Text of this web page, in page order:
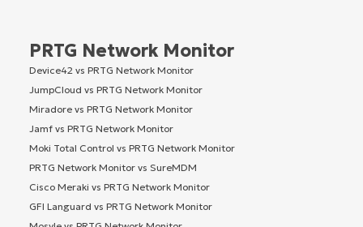
PRTG Network Monitor
Device42 vs PRTG Network Monitor
JumpCloud vs PRTG Network Monitor
Miradore vs PRTG Network Monitor
Jamf vs PRTG Network Monitor
Moki Total Control vs PRTG Network Monitor
PRTG Network Monitor vs SureMDM
Cisco Meraki vs PRTG Network Monitor
GFI Languard vs PRTG Network Monitor